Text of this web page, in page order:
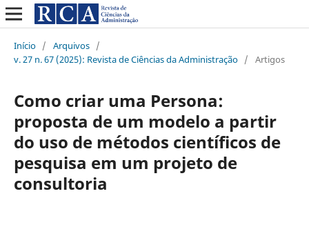
Início / Arquivos /
v. 27 n. 67 (2025): Revista de Ciências da Administração / Artigos
Como criar uma Persona:
proposta de um modelo a partir
do uso de métodos científicos de
pesquisa em um projeto de
consultoria